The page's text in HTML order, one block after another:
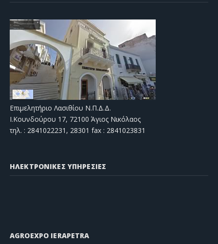
Επιμελητήριο Λασιθίου Ν.Π.Δ.Δ.
Ι.Κουνδούρου 17, 72100 Άγιος Νικόλαος
τηλ. : 2841022231, 28301 fax : 2841023831
ΗΛΕΚΤΡΟΝΙΚΕΣ ΥΠΗΡΕΣΙΕΣ
AGROEXPO IERAPETRA